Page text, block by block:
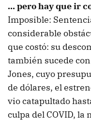
... pero hay que ir
Imposible:
considerable
que costó: su
también sucede
Jones, cuyo
de dólares, el
vio catapultado
culpa del COVID, la